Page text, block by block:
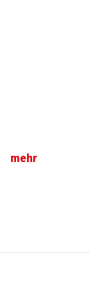
mehr